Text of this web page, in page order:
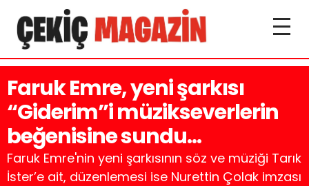
Faruk Emre, yeni şarkısı
“Giderim”i müzikseverlerin
beğenisine sundu…
Faruk Emre'nin yeni şarkısının söz ve müziği Tarık
İster’e ait, düzenlemesi ise Nurettin Çolak imzası